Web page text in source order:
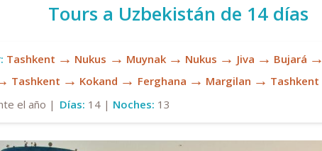
Tours a Uzbekistán de 14 días
Tashkent → Nukus → Muynak → Nukus → Jiva → Bujará →
Tashkent → Kokand → Ferghana → Margilan → Tashkent
el año | Días: 14 | Noches: 13